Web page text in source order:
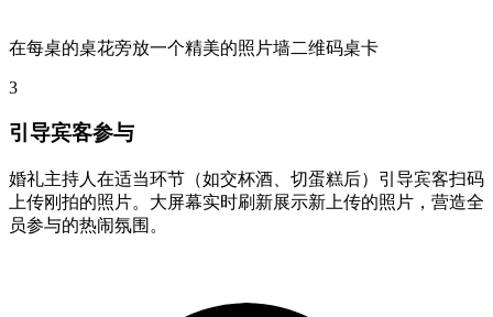
在每桌的桌花旁放一个精美的照片墙二维码桌卡
3
引导宾客参与
婚礼主持人在适当环节（如交杯酒、切蛋糕后）引导宾客扫码
上传刚拍的照片。大屏幕实时刷新展示新上传的照片，营造全
员参与的热闹氛围。